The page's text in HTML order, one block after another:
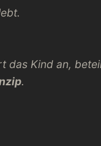
das Kind an,
.